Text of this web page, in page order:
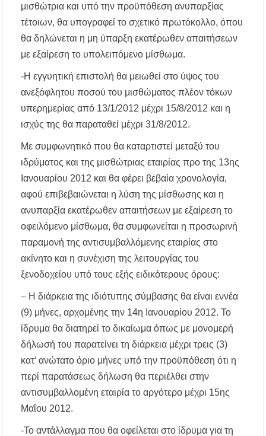
μισθώτρια και υπό την προϋπόθεση ανυπαρξίας
τέτοιων, θα υπογραφεί το σχετικό πρωτόκολλο, όπου
θα δηλώνεται η μη ύπαρξη εκατέρωθεν απαιτήσεων
με εξαίρεση το υπολειπόμενο μίσθωμα.
-Η εγγυητική επιστολή θα μειωθεί στο ύψος του
ανεξόφλητου ποσού του μισθώματος πλέον τόκων
υπερημερίας από 13/1/2012 μέχρι 15/8/2012 και η
ισχύς της θα παραταθεί μέχρι 31/8/2012.
Με συμφωνητικό που θα καταρτιστεί μεταξύ του
ιδρύματος και της μισθώτριας εταιρίας προ της 13ης
Ιανουαρίου 2012 και θα φέρει βεβαία χρονολογία,
αφού επιβεβαιώνεται η λύση της μίσθωσης και η
ανυπαρξία εκατέρωθεν απαιτήσεων με εξαίρεση το
οφειλόμενο μίσθωμα, θα συμφωνείται η προσωρινή
παραμονή της αντισυμβαλλόμενης εταιρίας στο
ακίνητο και η συνέχιση της λειτουργίας του
ξενοδοχείου υπό τους εξής ειδικότερους όρους:
– Η διάρκεια της ιδιότυπης σύμβασης θα είναι εννέα
(9) μήνες, αρχομένης την 14η Ιανουαρίου 2012. Το
ίδρυμα θα διατηρεί το δικαίωμα όπως με μονομερή
δήλωσή του παρατείνει τη διάρκεια μέχρι τρεις (3)
κατ’ ανώτατο όριο μήνες υπό την προϋπόθεση ότι η
περί παρατάσεως δήλωση θα περιέλθει στην
αντισυμβαλλομένη εταιρία το αργότερο μέχρι 15ης
Μαΐου 2012.
-Το αντάλλαγμα που θα οφείλεται στο ίδρυμα για τη